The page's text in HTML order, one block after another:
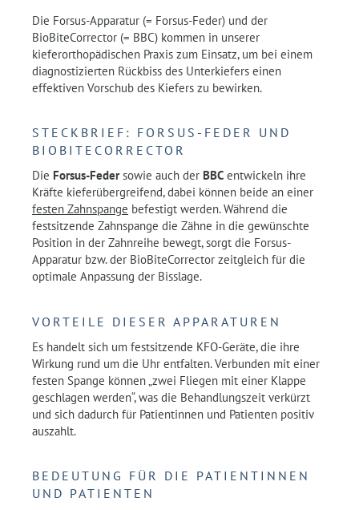
Die Forsus-Apparatur (= Forsus-Feder) und der
BioBiteCorrector (= BBC) kommen in unserer
kieferorthopädischen Praxis zum Einsatz, um bei einem
diagnostizierten Rückbiss des Unterkiefers einen
effektiven Vorschub des Kiefers zu bewirken.
STECKBRIEF: FORSUS-FEDER UND
BIOBITECORRECTOR
Die Forsus-Federsowie auch der BBC entwickeln ihre
Kräfte kieferübergreifend, dabei können beide an einer
festen Zahnspange befestigt werden. Während die
festsitzende Zahnspange die Zähne in die gewünschte
Position in der Zahnreihe bewegt, sorgt die Forsus-
Apparatur bzw. der BioBiteCorrector zeitgleich für die
optimale Anpassung der Bisslage.
VORTEILE DIESER APPARATUREN
Es handelt sich um festsitzende KFO-Geräte, die ihre
Wirkung rund um die Uhr entfalten. Verbunden mit einer
festen Spange können „zwei Fliegen mit einer Klappe
geschlagen werden“, was die Behandlungszeit verkürzt
und sich dadurch für Patientinnen und Patienten positiv
auszahlt.
BEDEUTUNG FÜR DIE PATIENTINNEN
UND PATIENTEN